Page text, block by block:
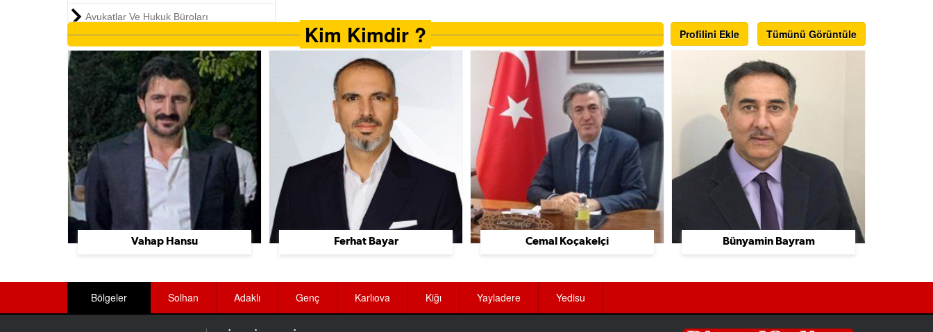
Avukatlar Ve Hukuk Büroları
Ayakkabı Ve Çanta
Aydınlatma Sistemleri
Baharat Üreticileri
Bahçe Düzenleme Ve Sulama Sistemleri
Bakımevi Ve Huzurevleri
Bakkallar
Balık Lokantaları
Bankalar
Kim Kimdir ? Profilini Ekle Tümünü Görüntüle
Vahap Hansu Ferhat Bayar Cemal Koçakelçi Bünyamin Bayram
Bölgeler Solhan Adaklı Genç Karlıova Kiğı Yayladere Yedisu